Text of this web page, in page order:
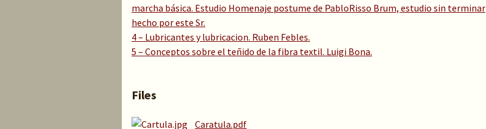
marcha básica. Estudio Homenaje postume de PabloRisso Brum, estudio sin terminar
hecho por este Sr.
4 – Lubricantes y lubricacion. Ruben Febles.
5 – Conceptos sobre el teñido de la fibra textil. Luigi Bona.
Files
Caratula.pdf